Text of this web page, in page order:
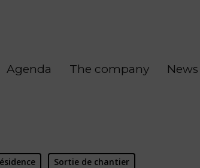
Agenda The company News
Sortie de chantier